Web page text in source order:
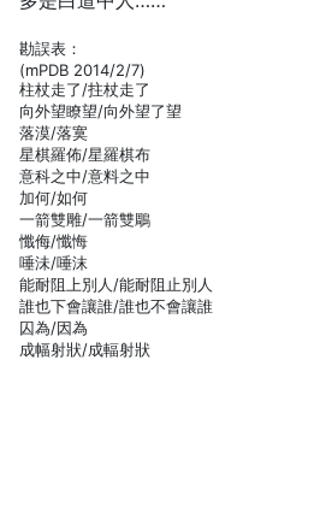
勘誤表：
(mPDB 2014/2/7)
柱杖走了/拄杖走了
向外望瞭望/向外望了望
落漠/落寞
星棋羅佈/星羅棋布
意科之中/意料之中
加何/如何
一箭雙雕/一箭雙鵰
懺侮/懺悔
唾沬/唾沫
能耐阻上別人/能耐阻止別人
誰也下會讓誰/誰也不會讓誰
囚為/因為
成幅射狀/成輻射狀